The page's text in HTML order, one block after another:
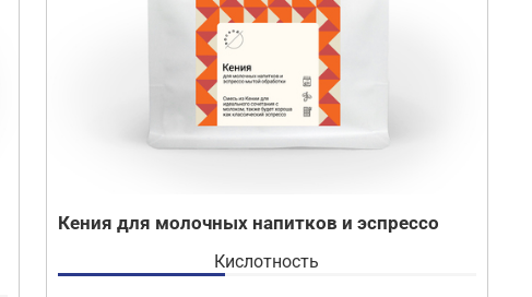
Кения для молочных напитков и эспрессо
Кислотность